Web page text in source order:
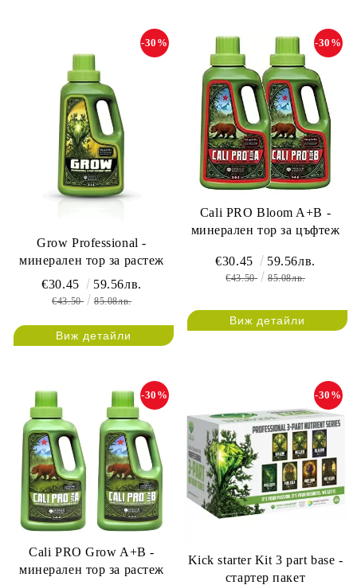
Grow Professional -
минерален тор за растеж
-30%
€30.45 59.56лв.
€43.50 85.08лв.
Виж детайли
Cali PRO Bloom A+B -
минерален тор за цъфтеж
-30%
€30.45 59.56лв.
€43.50 85.08лв.
Виж детайли
Cali PRO Grow A+B -
минерален тор за растеж
-30%
Kick starter Kit 3 part base -
стартер пакет
-30%